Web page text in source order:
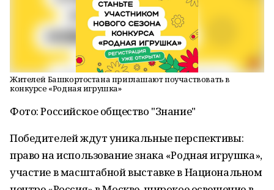
Жителей Башкортостана приглашают поучаствовать в
конкурсе «Родная игрушка»
Фото: Российское общество "Знание"
Победителей ждут уникальные перспективы:
право на использование знака «Родная игрушка»,
участие в масштабной выставке в Национальном